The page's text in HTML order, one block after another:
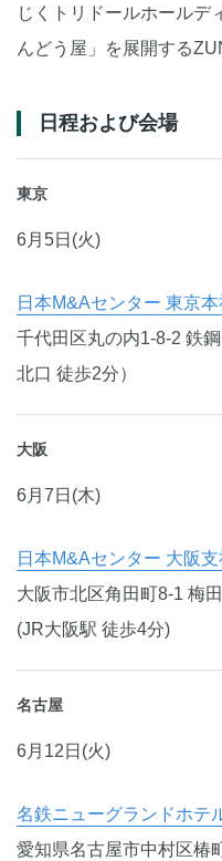
じくトリドールホールデ
んどう屋」を展開する
日程および会場
東京
6月5日(火)
日本M&Aセンター 東京本
千代田区丸の内1-8-2 鉄
北口 徒歩2分）
大阪
6月7日(木)
日本M&Aセンター 大阪支
大阪市北区角田町8-1 梅
(JR大阪駅 徒歩4分)
名古屋
6月12日(火)
名鉄ニューグランドホテ
愛知県名古屋市中村区椿